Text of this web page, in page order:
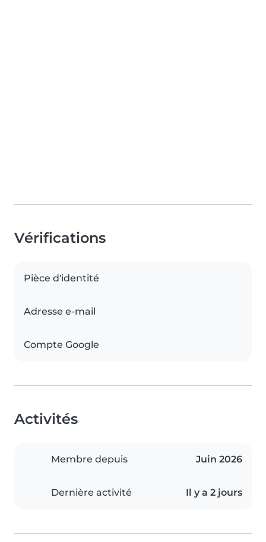
Vérifications
Pièce d'identité
Adresse e-mail
Compte Google
Activités
Membre depuis Juin 2026
Dernière activité Il y a 2 jours